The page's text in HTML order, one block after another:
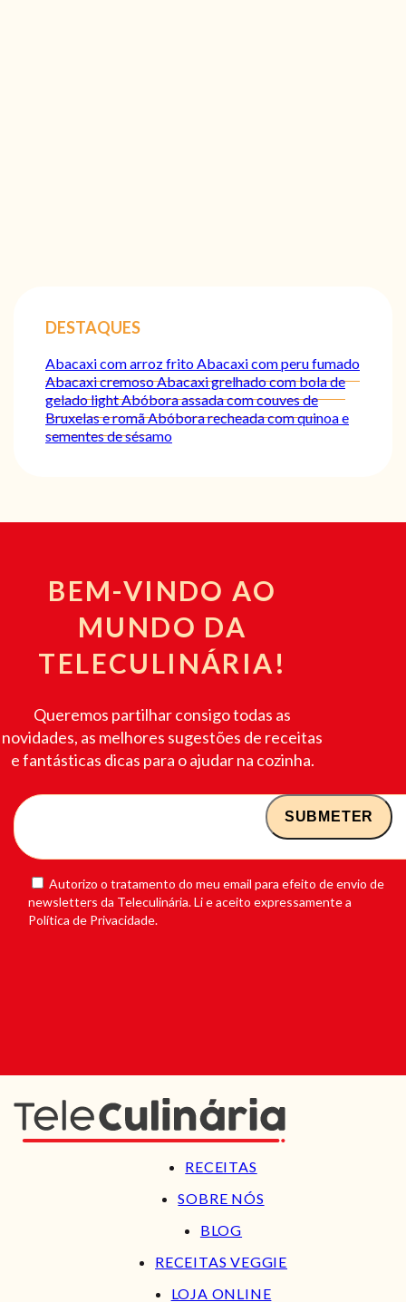
DESTAQUES
Abacaxi com arroz fritoAbacaxi com peru fumado
Abacaxi cremosoAbacaxi grelhado com bola de
gelado lightAbóbora assada com couves de
Bruxelas e romãAbóbora recheada com quinoa e
sementes de sésamo
BEM-VINDO AO
MUNDO DA
TELECULINÁRIA!
Queremos partilhar consigo todas as
novidades, as melhores sugestões de receitas
e fantásticas dicas para o ajudar na cozinha.
Autorizo o tratamento do meu email para efeito de envio de
newsletters da Teleculinária. Li e aceito expressamente a
Política de Privacidade.
RECEITAS
SOBRE NÓS
BLOG
RECEITAS VEGGIE
LOJA ONLINE